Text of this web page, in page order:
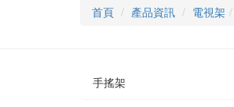
首頁 產品資訊 電視架
手搖架